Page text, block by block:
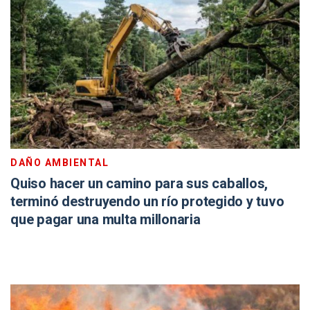
DAÑO AMBIENTAL
Quiso hacer un camino para sus caballos,
terminó destruyendo un río protegido y tuvo
que pagar una multa millonaria